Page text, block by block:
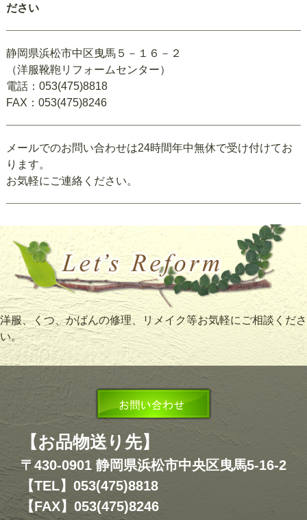
ださい
静岡県浜松市中区曳馬５－１６－２
（洋服靴鞄リフォームセンター）
電話：053(475)8818
FAX：053(475)8246
メールでのお問い合わせは24時間年中無休で受け付けてお
ります。
お気軽にご連絡ください。
洋服、くつ、かばんの修理、リメイク等お気軽にご相談くださ
い。
【お品物送り先】
〒430-0901 静岡県浜松市中央区曳馬5-16-2
【TEL】053(475)8818
【FAX】053(475)8246